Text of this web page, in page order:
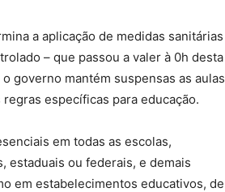
a aplicação de medidas sanitárias
– que passou a valer à 0h desta
governo mantém suspensas as aulas
específicas para educação.
em todas as escolas,
estaduais ou federais, e demais
em estabelecimentos educativos, de